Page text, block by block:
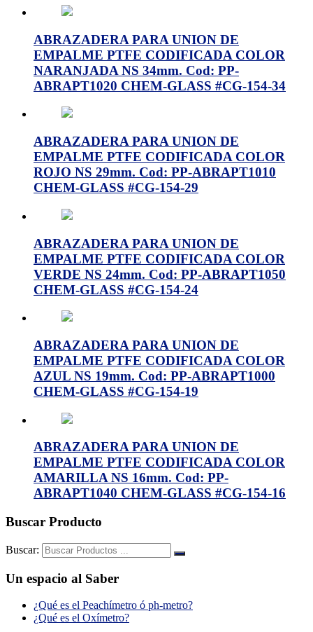
ABRAZADERA PARA UNION DE
EMPALME PTFE CODIFICADA COLOR
NARANJADA NS 34mm. Cod: PP-
ABRAPT1020 CHEM-GLASS #CG-154-34
ABRAZADERA PARA UNION DE
EMPALME PTFE CODIFICADA COLOR
ROJO NS 29mm. Cod: PP-ABRAPT1010
CHEM-GLASS #CG-154-29
ABRAZADERA PARA UNION DE
EMPALME PTFE CODIFICADA COLOR
VERDE NS 24mm. Cod: PP-ABRAPT1050
CHEM-GLASS #CG-154-24
ABRAZADERA PARA UNION DE
EMPALME PTFE CODIFICADA COLOR
AZUL NS 19mm. Cod: PP-ABRAPT1000
CHEM-GLASS #CG-154-19
ABRAZADERA PARA UNION DE
EMPALME PTFE CODIFICADA COLOR
AMARILLA NS 16mm. Cod: PP-
ABRAPT1040 CHEM-GLASS #CG-154-16
Buscar Producto
Buscar:
Un espacio al Saber
¿Qué es el Peachímetro ó ph-metro?
¿Qué es el Oxímetro?